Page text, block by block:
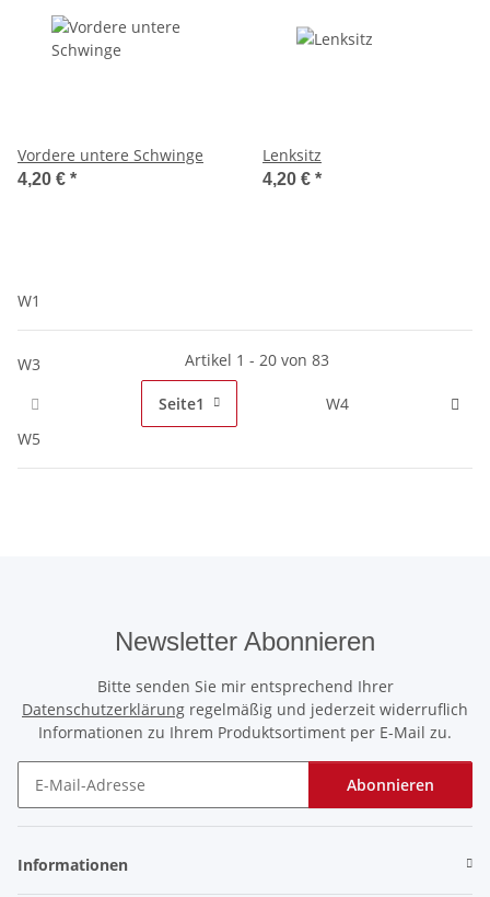
Vordere untere Schwinge
4,20 € *
Lenksitz
4,20 € *
W1
W3 Artikel 1 - 20 von 83
Seite1
W4
W5
Newsletter Abonnieren
Bitte senden Sie mir entsprechend Ihrer
Datenschutzerklärung regelmäßig und jederzeit widerruflich
Informationen zu Ihrem Produktsortiment per E-Mail zu.
Abonnieren
Informationen